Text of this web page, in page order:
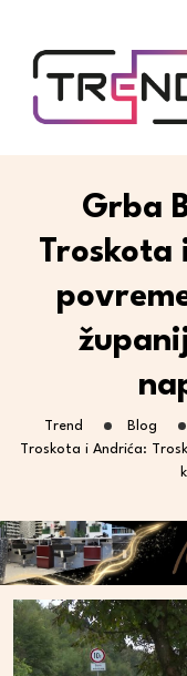
Grba
Troskota
Trend Blog
Troskota i Andrića: